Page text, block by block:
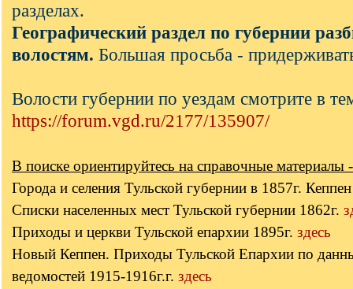
разделах.
Географический раздел по губернии
волостям. Большая просьба -
Волости губернии по уездам смотрите в
https://forum.vgd.ru/2177/135907/
В поиске ориентируйтесь на справочные материалы -
Города и селения Тульской губернии в 1857г.
Списки населенных мест Тульской губернии 1862г.
Приходы и церкви Тульской епархии 1895г. здесь
Новый Кеппен. Приходы Тульской Епархии по
ведомостей 1915-1916г.г. здесь